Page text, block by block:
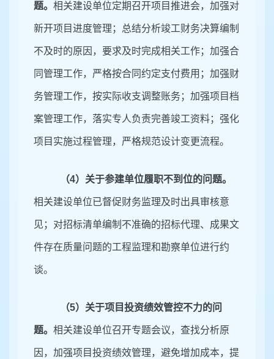
题。 相关建设单位定期召开项目推进会，加强对
新开项目进度管理；总结分析竣工财务决算编制
不及时的原因，要求及时完成相关工作；加强合
同管理工作，严格按合同约定支付费用；加强财
务管理工作，按实际收支调整账务；加强项目档
案管理工作，落实专人负责完善竣工资料；强化
项目实施过程管理，严格规范设计变更流程。
（4）关于参建单位履职不到位的问题。
相关建设单位已督促财务监理及时出具审核意
见；对招标清单编制不准确的招标代理、成果文
件存在质量问题的工程监理和勘察单位进行约
谈。
（5）关于项目投资绩效管控不力的问
题。 相关建设单位召开专题会议，查找分析原
因，加强项目投资绩效管理，避免增加成本，提